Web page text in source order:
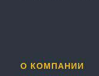
О КОМПАНИИ